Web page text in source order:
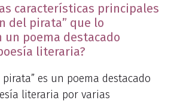
características principales
del pirata” que lo
un poema destacado
literaria?
es un poema destacado
literaria por varias